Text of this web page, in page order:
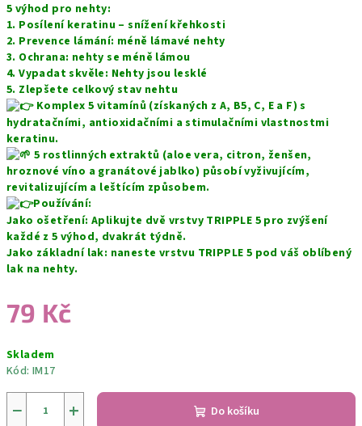
5 výhod pro nehty:
1. Posílení keratinu – snížení křehkosti
2. Prevence lámání: méně lámavé nehty
3. Ochrana: nehty se méně lámou
4. Vypadat skvěle: Nehty jsou lesklé
5. Zlepšete celkový stav nehtu
Komplex 5 vitamínů (získaných z A, B5, C, E a F) s
hydratačními, antioxidačními a stimulačními vlastnostmi
keratinu.
5 rostlinných extraktů (aloe vera, citron, ženšen,
hroznové víno a granátové jablko) působí vyživujícím,
revitalizujícím a leštícím způsobem.
Používání:
Jako ošetření: Aplikujte dvě vrstvy TRIPPLE 5 pro zvýšení
každé z 5 výhod, dvakrát týdně.
Jako základní lak: naneste vrstvu TRIPPLE 5 pod váš oblíbený
lak na nehty.
79 Kč
cena:
Skladem
Kód: IM17
+
− Do košíku